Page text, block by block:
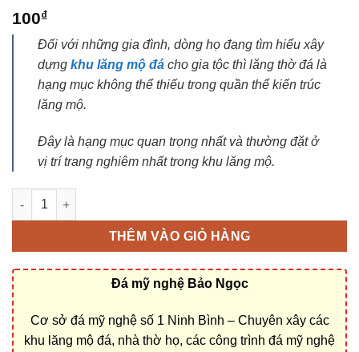
100₫
Đối với những gia đình, dòng họ đang tìm hiểu xây
dựng khu lăng mộ đá cho gia tộc thì lăng thờ đá là
hạng mục không thể thiếu trong quần thể kiến trúc
lăng mộ.
Đây là hạng mục quan trọng nhất và thường đặt ở
vị trí trang nghiêm nhất trong khu lăng mộ.
Lăng Thờ Đá -Tổng hợp 90 mẫu Lăng Thờ Chung đẹp Nhất
THÊM VÀO GIỎ HÀNG
Đá mỹ nghệ Bảo Ngọc
Cơ sở đá mỹ nghệ số 1 Ninh Bình – Chuyên xây các
khu lăng mộ đá, nhà thờ họ, các công trình đá mỹ nghệ